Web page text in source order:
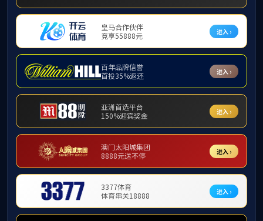
法规制度
地方文件
校内制度
当前位置:
山东省教育
附件【